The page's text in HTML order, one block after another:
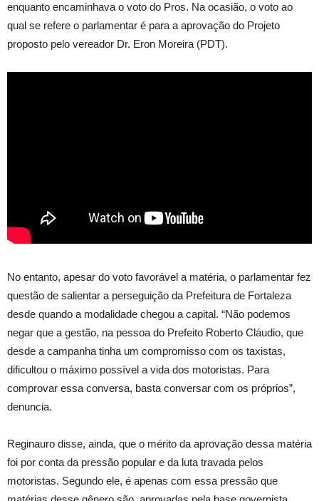
enquanto encaminhava o voto do Pros. Na ocasião, o voto ao
qual se refere o parlamentar é para a aprovação do Projeto
proposto pelo vereador Dr. Eron Moreira (PDT).
No entanto, apesar do voto favorável a matéria, o parlamentar fez
questão de salientar a perseguição da Prefeitura de Fortaleza
desde quando a modalidade chegou a capital. “Não podemos
negar que a gestão, na pessoa do Prefeito Roberto Cláudio, que
desde a campanha tinha um compromisso com os taxistas,
dificultou o máximo possível a vida dos motoristas. Para
comprovar essa conversa, basta conversar com os próprios”,
denuncia.
Reginauro disse, ainda, que o mérito da aprovação dessa matéria
foi por conta da pressão popular e da luta travada pelos
motoristas. Segundo ele, é apenas com essa pressão que